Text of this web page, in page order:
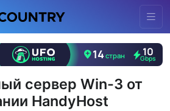
сервер Win-3 от
HandyHost